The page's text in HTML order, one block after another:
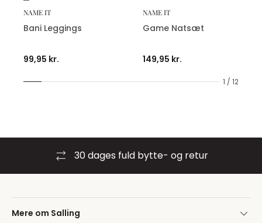
1 / 12
NAME IT
Bani Leggings
99,95 kr.
NAME IT
Game Natsæt
149,95 kr.
30 dages fuld bytte- og retur
Mere om Salling